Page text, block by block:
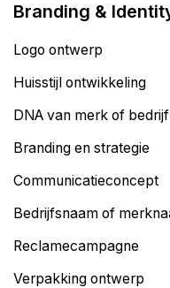
Branding &
Logo ontwerp
Huisstijl ontwikkeling
DNA van merk of bedrijf
Branding en strategie
Communicatieconcept
Bedrijfsnaam of
Reclamecampagne
Verpakking ontwerp